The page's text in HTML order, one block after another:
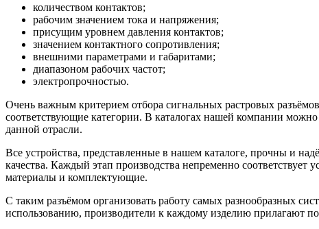
количеством контактов;
рабочим значением тока и напряжения;
присущим уровнем давления контактов;
значением контактного сопротивления;
внешними параметрами и габаритами;
диапазоном рабочих частот;
электропрочностью.
Очень важным критерием отбора сигнальных растровых
соответствующие категории. В каталогах нашей компании
данной отрасли.
Все устройства, представленные в нашем каталоге, прочны и
качества. Каждый этап производства непременно
материалы и комплектующие.
С таким разъёмом организовать работу самых разнообразных
использованию, производители к каждому изделию прилагают